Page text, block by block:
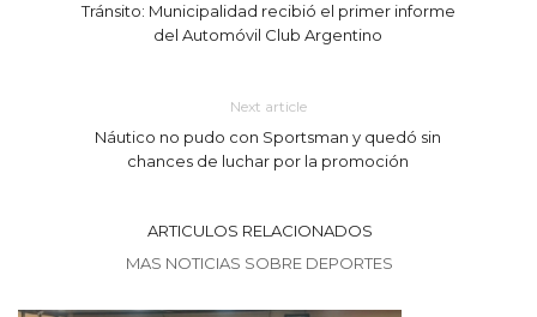
Tránsito: Municipalidad recibió el primer informe
del Automóvil Club Argentino
Next article
Náutico no pudo con Sportsman y quedó sin
chances de luchar por la promoción
ARTICULOS RELACIONADOS
MAS NOTICIAS SOBRE DEPORTES